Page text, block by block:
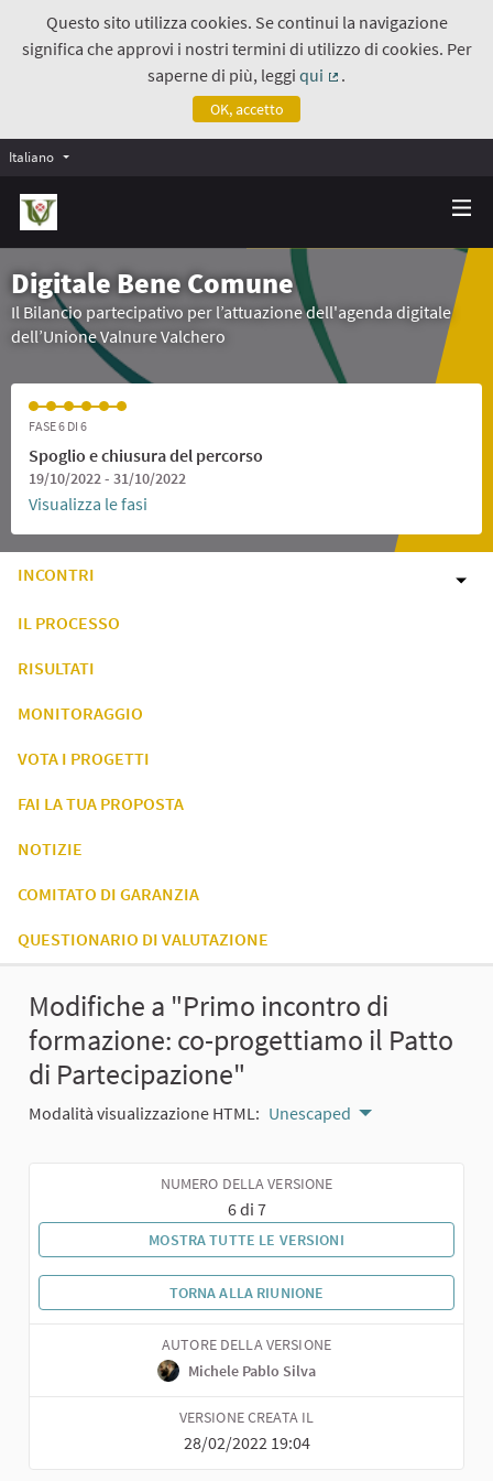
Questo sito utilizza cookies. Se continui la navigazione
significa che approvi i nostri termini di utilizzo di cookies. Per
saperne di più, leggiqui
.
OK, accetto
Italiano
Digitale Bene Comune
Il Bilancio partecipativo per l’attuazione dell'agenda digitale
dell’Unione Valnure Valchero
FASE 6 DI 6
Spoglio e chiusura del percorso
19/10/2022 - 31/10/2022
Visualizza le fasi
INCONTRI
IL PROCESSO
RISULTATI
MONITORAGGIO
VOTA I PROGETTI
FAI LA TUA PROPOSTA
NOTIZIE
COMITATO DI GARANZIA
QUESTIONARIO DI VALUTAZIONE
Modifiche a "Primo incontro di
formazione: co-progettiamo il Patto
di Partecipazione"
Modalità visualizzazione HTML: Unescaped
NUMERO DELLA VERSIONE
6 di 7
MOSTRA TUTTE LE VERSIONI
TORNA ALLA RIUNIONE
AUTORE DELLA VERSIONE
Michele Pablo Silva
VERSIONE CREATA IL
28/02/2022 19:04